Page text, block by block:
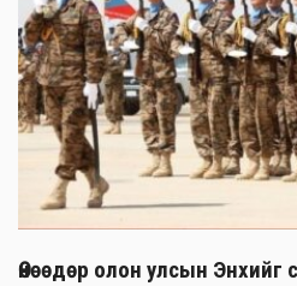
Өнөөдөр олон улсын Энхийг